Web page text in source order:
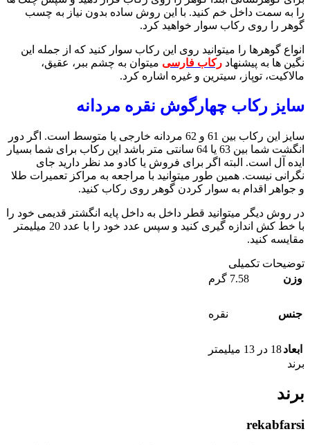
را به سمت داخل خم کنید. با این روش ساده بدون نیاز به چسب
گوهر را روی رکاب سوار خواهید کرد.
انواع گوهرها را میتوانید روی این رکاب سوار کنید که از جمله این
نگین ها به پیشنهاد رکاب فارسی میتوان به چشم ببر، عقیق،
مالاکیت، توپاز، سیترین و غیره اشاره کرد.
سایز رکاب چهارگوش نقره مردانه
سایز این رکاب بین 61 و 62 مردانه خارجی یا متوسط است. اگر دور
انگشت شما بین 63 یا 64 سانتی متر باشد این رکاب برای شما بسیار
ایده آل است. البته اگر برای فروش یا کادو مد نظر دارید جای
نگرانی نیست. همین طور میتوانید با مراجعه به مراکز تعمیرات طلا
و جواهر اقدام به سوار کردن گوهر روی رکاب کنید.
در روش دیگر میتوانید قطر داخل به داخل پایه انگشتر قدیمی خود را
با خط کش اندازه گیری کنید و سپس عدد خود را با عدد 20 میلیمتر
مقایسه کنید.
توضیحات تکمیلی
وزن
7.58 گرم
جنس نقره
ابعاد18 در 13 میلیمتر
برند
برند
rekabfarsi